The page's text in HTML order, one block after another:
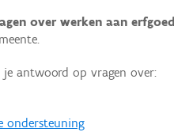
over werken aan erfgoed
antwoord op vragen over:
ondersteuning